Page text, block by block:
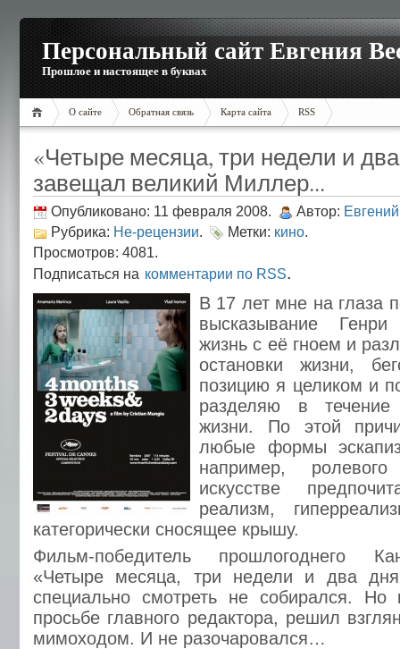
Персональный сайт Евгения
Прошлое и настоящее в буквах
О сайте Обратная связь Карта сайта RSS
«Четыре месяца, три недели и
завещал великий Миллер...
Опубликовано: 11 февраля 2008. Автор:
Рубрика: Не-рецензии. Метки: кино.
Просмотров: 4081.
Подписаться на комментарии по RSS.
В 17 лет мне на глаза
высказывание
жизнь с её гноем и
остановки жизни,
позицию я целиком и
разделяю в течение
жизни. По этой
любые формы
например,
искусстве
реализм,
категорически сносящее крышу.
Фильм-победитель прошлогоднего
«Четыре месяца, три недели и два
специально смотреть не собирался.
просьбе главного редактора, решил
мимоходом. И не разочаровался…